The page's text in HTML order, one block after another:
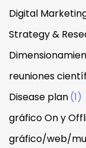
Digital
Strategy &
reuniones
Disease plan(1)
gráfico On y
gráfico/web/